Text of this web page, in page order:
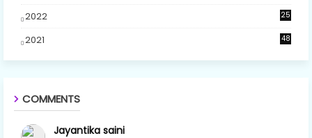
2022 25
2021 48
COMMENTS
Jayantika saini